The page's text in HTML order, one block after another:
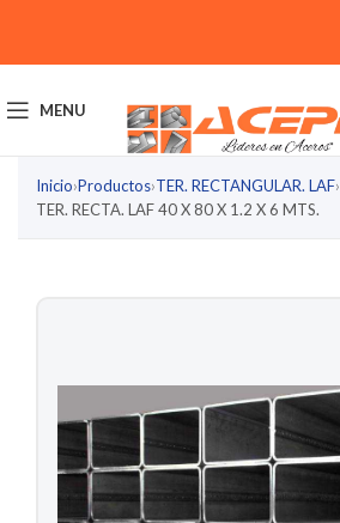
MENU
Inicio›Productos›TER. RECTANGULAR. LAF›
TER. RECTA. LAF 40 X 80 X 1.2 X 6 MTS.